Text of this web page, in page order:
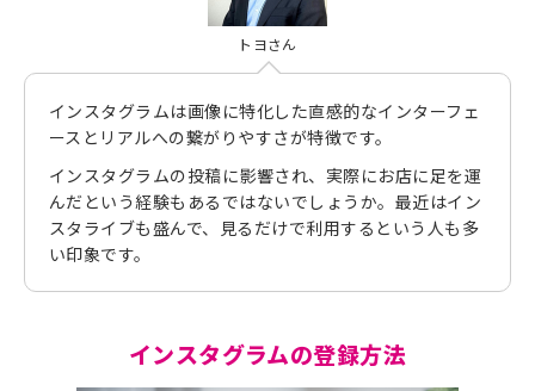
トヨさん
インスタグラムは画像に特化した直感的なインターフェ
ースとリアルへの繋がりやすさが特徴です。
インスタグラムの投稿に影響され、実際にお店に足を運
んだという経験もあるではないでしょうか。最近はイン
スタライブも盛んで、見るだけで利用するという人も多
い印象です。
インスタグラムの登録方法